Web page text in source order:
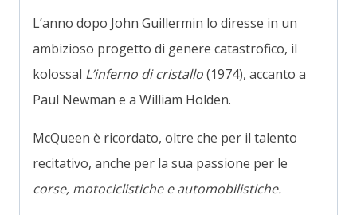
L’anno dopo John Guillermin lo diresse in un
ambizioso progetto di genere catastrofico, il
kolossal L’inferno di cristallo(1974), accanto a
Paul Newman e a William Holden.
McQueen è ricordato, oltre che per il talento
recitativo, anche per la sua passione per le
corse, motociclistiche e automobilistiche.